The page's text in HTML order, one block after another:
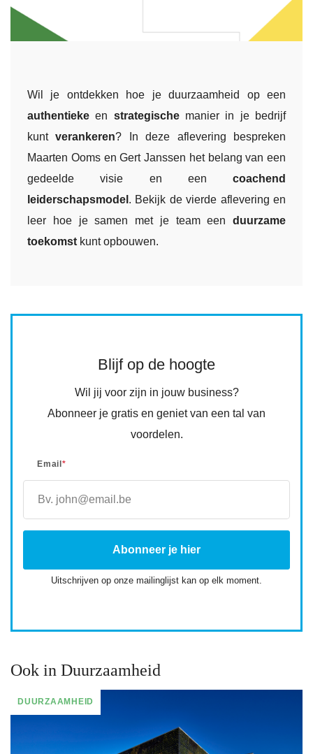
Wil je ontdekken hoe je duurzaamheid op een
authentiekeen strategische manier in je bedrijf
kuntverankeren? In deze aflevering bespreken
Maarten Ooms en Gert Janssen het belang van een
gedeelde visie en een coachend
leiderschapsmodel . Bekijk de vierde aflevering en
leer hoe je samen met je team een duurzame
toekomst kunt opbouwen.
Blijf op de hoogte
Wil jij voor zijn in jouw business?
Abonneer je gratis en geniet van een tal van
voordelen.
Email *
Uitschrijven op onze mailinglijst kan op elk moment.
Ook in Duurzaamheid
DUURZAAMHEID